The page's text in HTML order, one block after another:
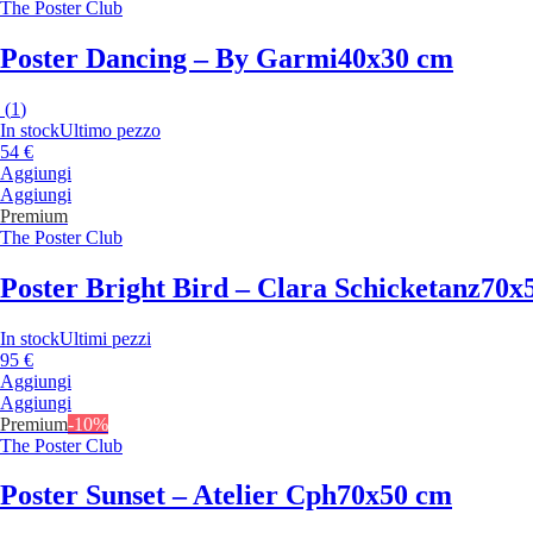
The Poster Club
Poster Dancing – By Garmi40x30 cm
(1)
In stockUltimo pezzo
54 €
Aggiungi
Aggiungi
Premium
The Poster Club
Poster Bright Bird – Clara Schicketanz
In stockUltimi pezzi
95 €
Aggiungi
Aggiungi
Premium-10%
The Poster Club
Poster Sunset – Atelier Cph70x50 cm